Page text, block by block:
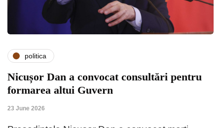
politica
Nicușor Dan a convocat consultări pentru
formarea altui Guvern
23 June 2026